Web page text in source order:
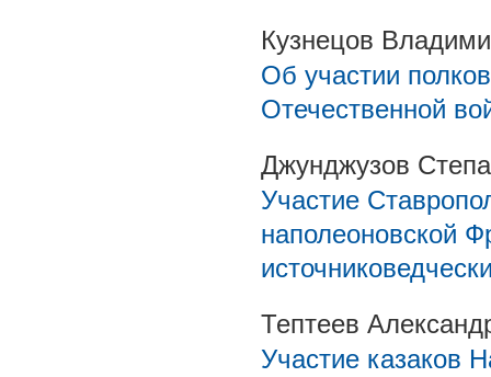
Кузнецов
Об участии
Отечественной
Джунджузов
Участие
наполеоновской
Тептеев
Участие казаков